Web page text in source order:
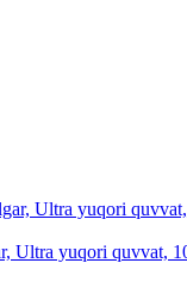
Ultra yuqori quvvat,